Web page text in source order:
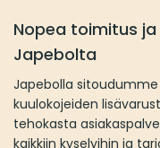
Nopea toimitus
Japebolta
Japebolla
kuulokojeiden
tehokasta
kaikkiin kyselyihin ja